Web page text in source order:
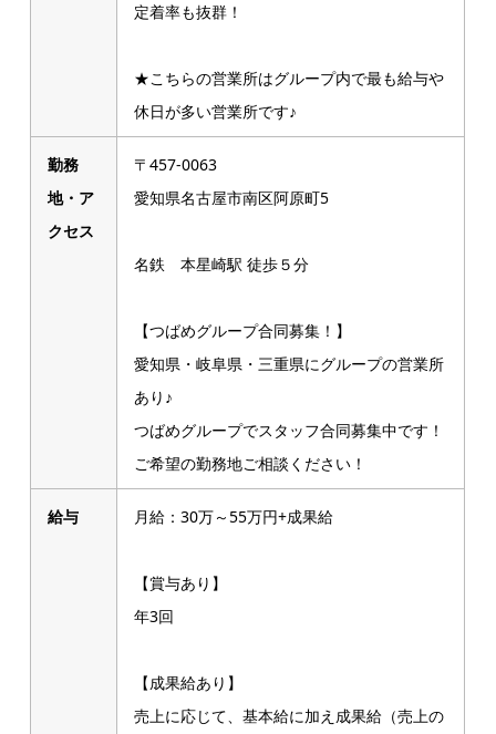
定着率も抜群！
★こちらの営業所はグループ内で最も給与や
休日が多い営業所です♪
勤務
地・ア
クセス
〒457-0063
愛知県名古屋市南区阿原町5
名鉄 本星崎駅 徒歩５分
【つばめグループ合同募集！】
愛知県・岐阜県・三重県にグループの営業所
あり♪
つばめグループでスタッフ合同募集中です！
ご希望の勤務地ご相談ください！
給与 月給：30万～55万円+成果給
【賞与あり】
年3回
【成果給あり】
売上に応じて、基本給に加え成果給（売上の